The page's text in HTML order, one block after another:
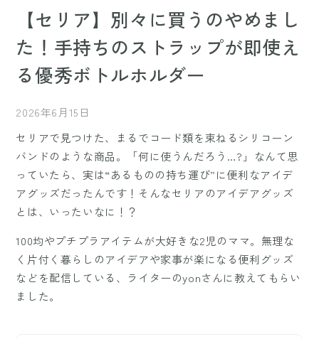
【セリア】別々に買うのやめまし
た！手持ちのストラップが即使え
る優秀ボトルホルダー
2026年6月15日
セリアで見つけた、まるでコード類を束ねるシリコーン
バンドのような商品。「何に使うんだろう…?」なんて思
っていたら、実は“あるものの持ち運び”に便利なアイデ
アグッズだったんです！そんなセリアのアイデアグッズ
とは、いったいなに！？
100均やプチプラアイテムが大好きな2児のママ。無理な
く片付く暮らしのアイデアや家事が楽になる便利グッズ
などを配信している、ライターのyonさんに教えてもらい
ました。